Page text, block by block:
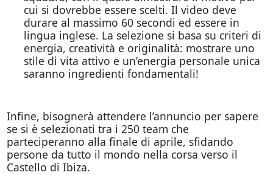
cui si dovrebbe essere scelti. Il video deve
durare al massimo 60 secondi ed essere in
lingua inglese. La selezione si basa su criteri di
energia, creatività e originalità: mostrare uno
stile di vita attivo e un’energia personale unica
saranno ingredienti fondamentali!
Infine, bisognerà attendere l’annuncio per sapere
se si è selezionati tra i 250 team che
parteciperanno alla finale di aprile, sfidando
persone da tutto il mondo nella corsa verso il
Castello di Ibiza.